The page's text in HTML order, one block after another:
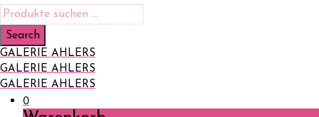
GALERIE AHLERS
GALERIE AHLERS
GALERIE AHLERS
0